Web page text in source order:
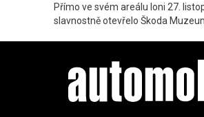
Přímo ve svém areálu loni 27.
slavnostně otevřelo Škoda